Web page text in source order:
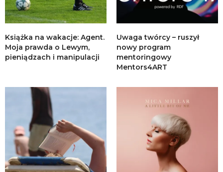
Książka na wakacje: Agent.
Moja prawda o Lewym,
pieniądzach i manipulacji
Uwaga twórcy – ruszył
nowy program
mentoringowy
Mentors4ART